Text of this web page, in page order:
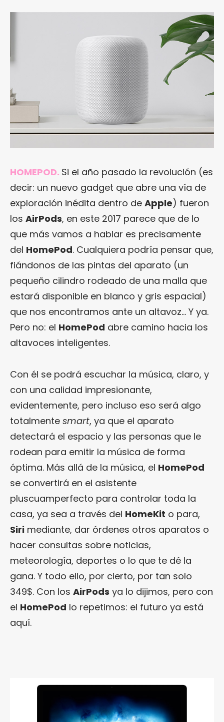
HOMEPOD. Si el año pasado la revolución (es
decir: un nuevo gadget que abre una vía de
exploración inédita dentro de Apple) fueron
los AirPods, en este 2017 parece que de lo
que más vamos a hablar es precisamente
del HomePod. Cualquiera podría pensar que,
fiándonos de las pintas del aparato (un
pequeño cilindro rodeado de una malla que
estará disponible en blanco y gris espacial)
que nos encontramos ante un altavoz… Y ya.
Pero no: el HomePod abre camino hacia los
altavoces inteligentes.
Con él se podrá escuchar la música, claro, y
con una calidad impresionante,
evidentemente, pero incluso eso será algo
totalmente smart, ya que el aparato
detectará el espacio y las personas que le
rodean para emitir la música de forma
óptima. Más allá de la música, el HomePod
se convertirá en el asistente
pluscuamperfecto para controlar toda la
casa, ya sea a través del HomeKit o para,
Siri mediante, dar órdenes otros aparatos o
hacer consultas sobre noticias,
meteorología, deportes o lo que te dé la
gana. Y todo ello, por cierto, por tan solo
349$. Con los AirPods ya lo dijimos, pero con
el HomePod lo repetimos: el futuro ya está
aquí.